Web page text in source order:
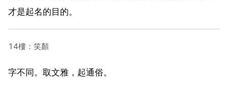
才是起名的目的。
14樓：笑顏
字不同。取文雅，起通俗。